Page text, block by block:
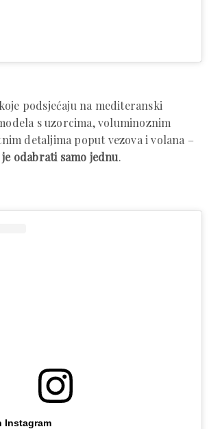
podsjećaju na mediteranski
s uzorcima, voluminoznim
detaljima poput vezova i volana –
odabrati samo jednu.
Instagram